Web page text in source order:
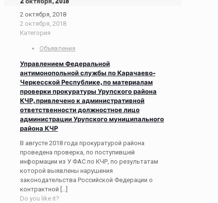
2 октября, 2018
2 октября, 2018
Категория
Объявления
Управлением Федеральной
антимонопольной службы по Карачаево-
Черкесской Республике, по материалам
проверки прокуратуры Урупского района
КЧР, привлечено к административной
ответственности должностное лицо
администрации Урупского муниципального
района КЧР
В августе 2018 года прокуратурой района
проведена проверка, по поступившей
информации из У ФАС по КЧР, по результатам
которой выявлены нарушения
законодательства Российской Федерации о
контрактной […]
Do you like it?